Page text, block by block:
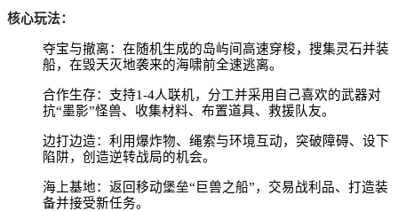
核心玩法：
夺宝与撤离：在随机生成的岛屿间高速穿梭，搜集灵石并装
船，在毁天灭地袭来的海啸前全速逃离。
合作生存：支持1-4人联机，分工并采用自己喜欢的武器对
抗“墨影”怪兽、收集材料、布置道具、救援队友。
边打边造：利用爆炸物、绳索与环境互动，突破障碍、设下
陷阱，创造逆转战局的机会。
海上基地：返回移动堡垒“巨兽之船”，交易战利品、打造装
备并接受新任务。